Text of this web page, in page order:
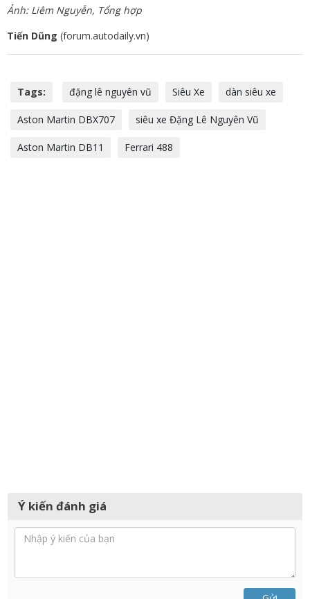
Ảnh: Liêm Nguyễn, Tổng hợp
Tiến Dũng (forum.autodaily.vn)
Tags: đặng lê nguyên vũ Siêu Xe dàn siêu xe
Aston Martin DBX707 siêu xe Đặng Lê Nguyên Vũ
Aston Martin DB11 Ferrari 488
Ý kiến đánh giá